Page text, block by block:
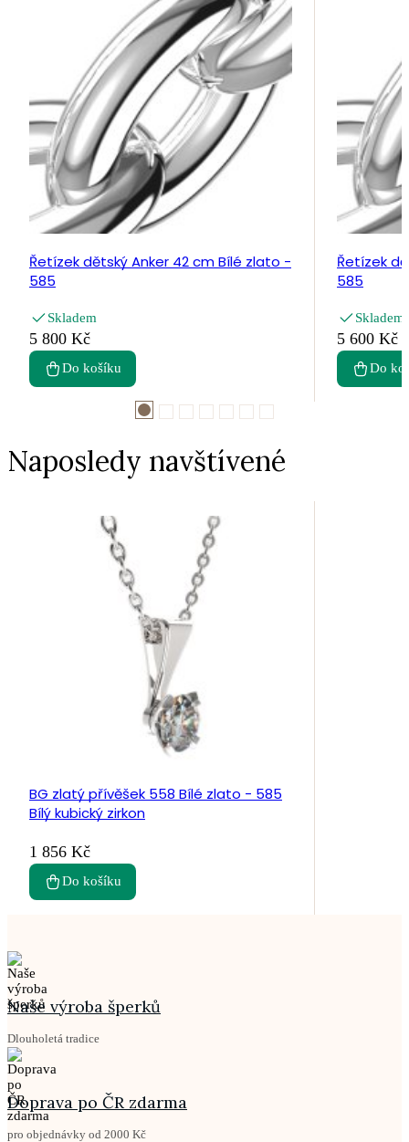
Řetízek dětský Anker 42 cm Bílé zlato -
585
Skladem
5 800 Kč
Do košíku
Řetízek
585
Skladem
5 600 Kč
Do
Naposledy navštívené
BG zlatý přívěšek 558 Bílé zlato - 585
Bílý kubický zirkon
1 856 Kč
Do košíku
Naše výroba šperků
Dlouholetá tradice
Doprava po ČR zdarma
pro objednávky od 2000 Kč